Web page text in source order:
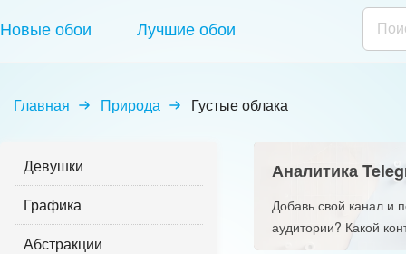
Новые обои Лучшие обои
Главная Природа Густые облака
Девушки
Графика
Абстракции
Аналитика
Добавь свой канал и
аудитории? Какой